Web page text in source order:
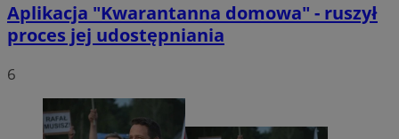
Aplikacja "Kwarantanna domowa" - ruszył
proces jej udostępniania
6